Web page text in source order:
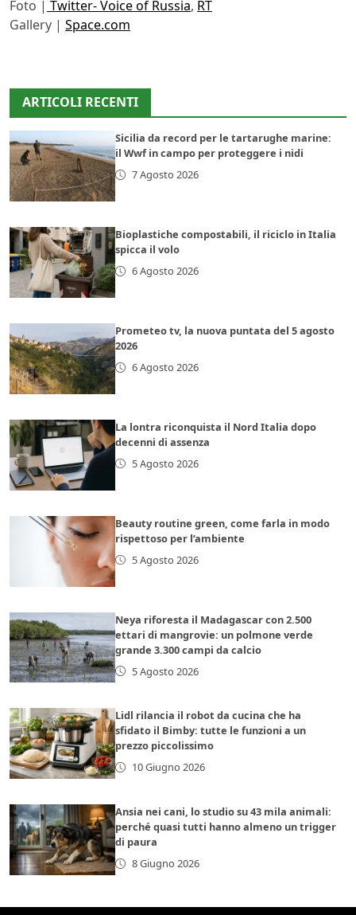
Foto | Twitter- Voice of Russia, RT
Gallery | Space.com
ARTICOLI RECENTI
Sicilia da record per le tartarughe marine:
il Wwf in campo per proteggere i nidi
7 Agosto 2026
Bioplastiche compostabili, il riciclo in Italia
spicca il volo
6 Agosto 2026
Prometeo tv, la nuova puntata del 5 agosto
2026
6 Agosto 2026
La lontra riconquista il Nord Italia dopo
decenni di assenza
5 Agosto 2026
Beauty routine green, come farla in modo
rispettoso per l’ambiente
5 Agosto 2026
Neya riforesta il Madagascar con 2.500
ettari di mangrovie: un polmone verde
grande 3.300 campi da calcio
5 Agosto 2026
Lidl rilancia il robot da cucina che ha
sfidato il Bimby: tutte le funzioni a un
prezzo piccolissimo
10 Giugno 2026
Ansia nei cani, lo studio su 43 mila animali:
perché quasi tutti hanno almeno un trigger
di paura
8 Giugno 2026